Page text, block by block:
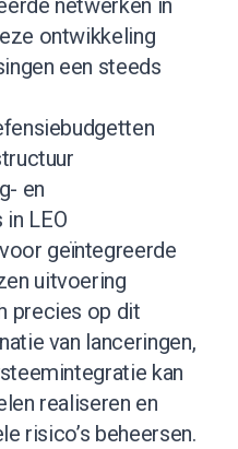
netwerken in
ontwikkeling
een steeds
en
LEO
geïntegreerde
uitvoering
precies op dit
van lanceringen,
kan
realiseren en
risico’s beheersen.